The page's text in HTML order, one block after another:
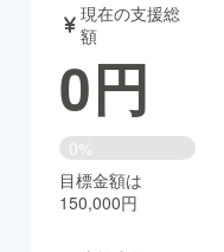
書籍・雑誌
チャレンジ
現在の支援総
額
0円
0%
目標金額は
150,000円